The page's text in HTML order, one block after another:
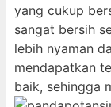
yang cukup
sangat bersih
lebih nyaman
mendapatkan
baik, sehingga